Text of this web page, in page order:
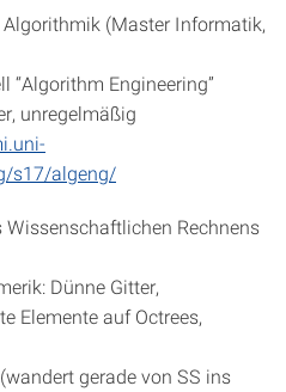
(Master Informatik,
“Algorithm Engineering”
unregelmäßig
s17/algeng/
Rechnens
Dünne Gitter,
Elemente auf Octrees,
gerade von SS ins